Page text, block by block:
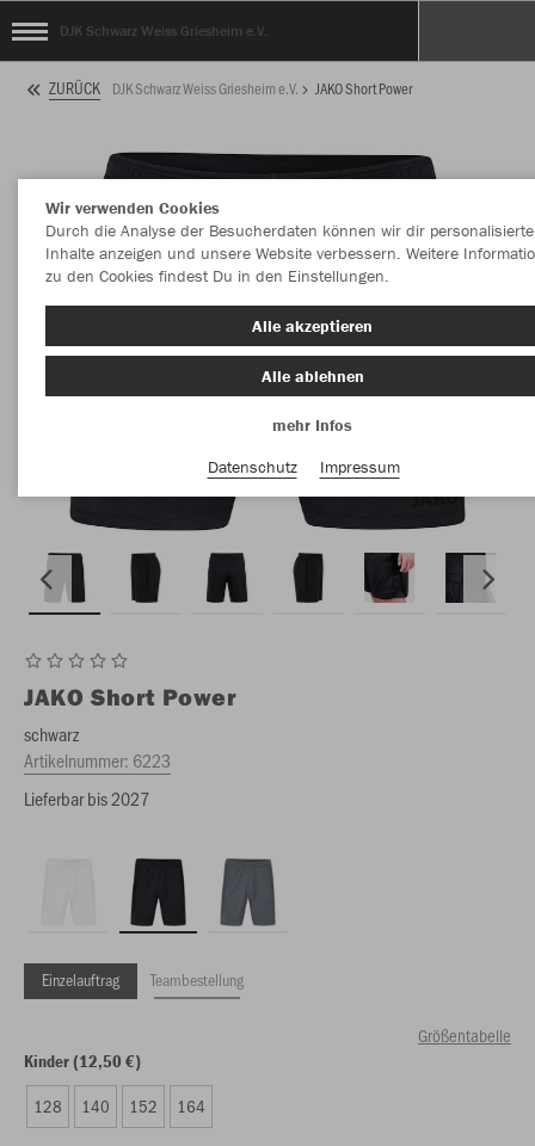
DJK Schwarz Weiss Griesheim e.V.
ZURÜCK DJK Schwarz Weiss Griesheim e.V. JAKO Short Power
JAKO Short Power
schwarz
Artikelnummer: 6223
Lieferbar bis 2027
Einzelauftrag Teambestellung
Größentabelle
Kinder (12,50 €)
128 140 152 164
Wir verwenden Cookies
Durch die Analyse der Besucherdaten können wir dir personalisierte
Inhalte anzeigen und unsere Website verbessern. Weitere
zu den Cookies findest Du in den Einstellungen.
Alle akzeptieren
Alle ablehnen
mehr Infos
Datenschutz
Impressum